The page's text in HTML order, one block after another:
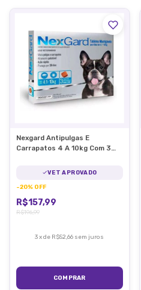
Nexgard Antipulgas E
Carrapatos 4 A 10kg Com 3
VET APROVADO
-20% OFF
R$157,99
R$196,99
3xde R$52,66 sem juros